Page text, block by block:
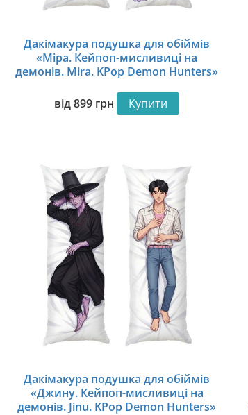
Дакімакура подушка для обіймів
«Міра. Кейпоп-мисливиці на
демонів. Mira. KPop Demon Hunters»
від899 грн Купити
Дакімакура подушка для обіймів
«Джину. Кейпоп-мисливиці на
демонів. Jinu. KPop Demon Hunters»